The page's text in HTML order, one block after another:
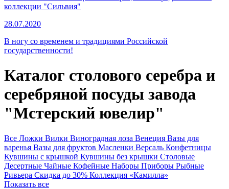
коллекции "Сильвия"
28.07.2020
В ногу со временем и традициями Российской
государственности!
Каталог столового серебра и
серебряной посуды завода
"Мстерский ювелир"
Все Ложки Вилки Виноградная лоза Венеция Вазы для
варенья Вазы для фруктов Масленки Версаль Конфетницы
Кувшины с крышкой Кувшины без крышки Столовые
Десертные Чайные Кофейные Наборы Приборы Рыбные
Ривьера Скидка до 30% Коллекция «Камилла»
Показать все